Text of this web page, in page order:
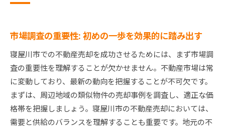
競合物件との差別化ポイントを見つける
デジタルマーケティングの活用
オープンハウスや見学会の効果的な開催
市場の波を見極めた価格設定戦略
地域特性を最大限に活かした寝屋川市不動産売却法
地域の魅力をアピールする方法
市場調査の重要性: 初めの一歩を効果的に踏み出す
寝屋川市での不動産売却を成功させるためには、まず市場調
査の重要性を理解することが欠かせません。不動産市場は常
に変動しており、最新の動向を把握することが不可欠です。
まずは、周辺地域の類似物件の売却事例を調査し、適正な価
格帯を把握しましょう。寝屋川市の不動産売却においては、
需要と供給のバランスを理解することも重要です。地元の不